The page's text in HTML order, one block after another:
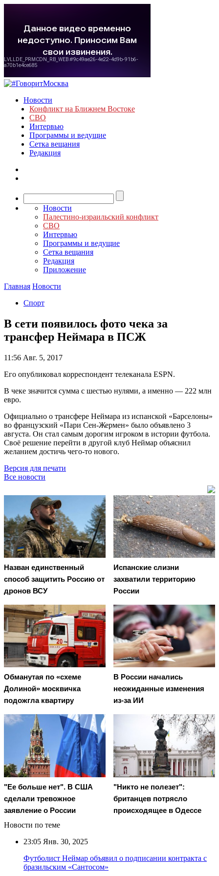
Новости
Конфликт на Ближнем Востоке
СВО
Интервью
Программы и ведущие
Сетка вещания
Редакция
Новости
Палестино-израильский конфликт
СВО
Интервью
Программы и ведущие
Сетка вещания
Редакция
Приложение
Главная Новости
Спорт
В сети появилось фото чека за
трансфер Неймара в ПСЖ
11:56 Авг. 5, 2017
Его опубликовал корреспондент телеканала ESPN.
В чеке значится сумма с шестью нулями, а именно — 222 млн
евро.
Официально о трансфере Неймара из испанской «Барселоны»
во французский «Пари Сен-Жермен» было объявлено 3
августа. Он стал самым дорогим игроком в истории футбола.
Своё решение перейти в другой клуб Неймар объяснил
желанием достичь чего-то нового.
Версия для печати
Все новости
Назван единственный
способ защитить Россию от
дронов ВСУ
Испанские слизни
захватили территорию
России
Обманутая по «схеме
Долиной» москвичка
подожгла квартиру
В России начались
неожиданные изменения
из-за ИИ
"Ее больше нет". В США
сделали тревожное
заявление о России
"Никто не полезет":
британцев потрясло
происходящее в Одессе
Новости по теме
23:05 Янв. 30, 2025
Футболист Неймар объявил о подписании контракта с
бразильским «Сантосом»